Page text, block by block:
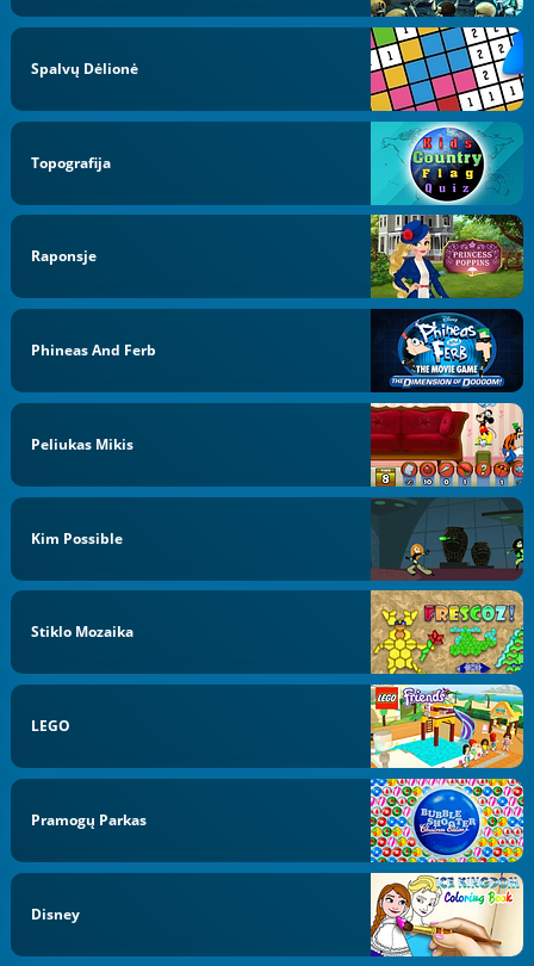
Spalvų Dėlionė
Topografija
Raponsje
Phineas And Ferb
Peliukas Mikis
Kim Possible
Stiklo Mozaika
LEGO
Pramogų Parkas
Disney